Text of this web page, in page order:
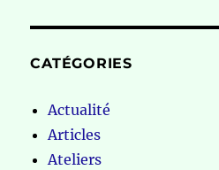
CATÉGORIES
Actualité
Articles
Ateliers